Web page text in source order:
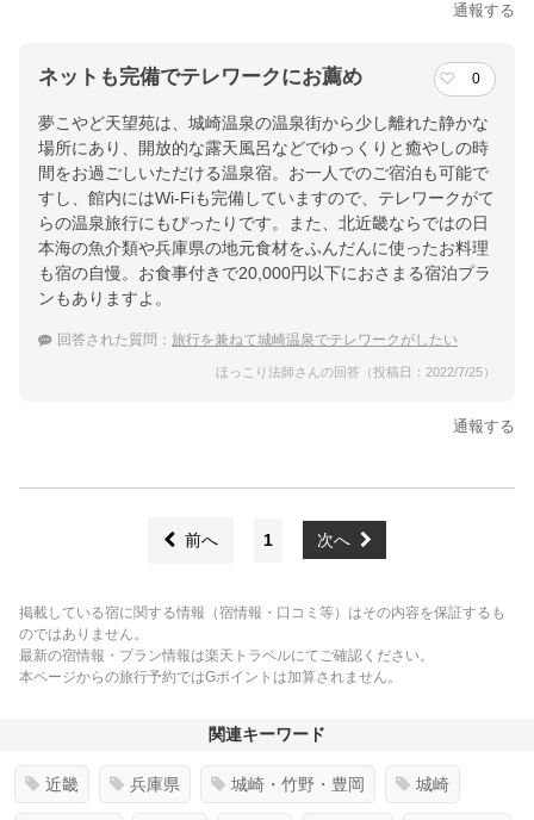
通報する
ネットも完備でテレワークにお薦め 0
夢こやど天望苑は、城崎温泉の温泉街から少し離れた静かな
場所にあり、開放的な露天風呂などでゆっくりと癒やしの時
間をお過ごしいただける温泉宿。お一人でのご宿泊も可能で
すし、館内にはWi-Fiも完備していますので、テレワークがて
らの温泉旅行にもぴったりです。また、北近畿ならではの日
本海の魚介類や兵庫県の地元食材をふんだんに使ったお料理
も宿の自慢。お食事付きで20,000円以下におさまる宿泊プラ
ンもありますよ。
回答された質問： 旅行を兼ねて城崎温泉でテレワークがしたい
ほっこり法師さんの回答（投稿日：2022/7/25）
通報する
前へ 1 次へ
掲載している宿に関する情報（宿情報・口コミ等）はその内容を保証するも
のではありません。
最新の宿情報・プラン情報は楽天トラベルにてご確認ください。
本ページからの旅行予約ではGポイントは加算されません。
関連キーワード
近畿 兵庫県 城崎・竹野・豊岡 城崎